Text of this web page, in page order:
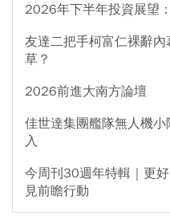
2026年下半年投資展望
友達二把手柯富仁裸辭
草？
2026前進大南方論壇
佳世達集團艦隊無人機
入
今周刊30週年特輯｜更
見前瞻行動